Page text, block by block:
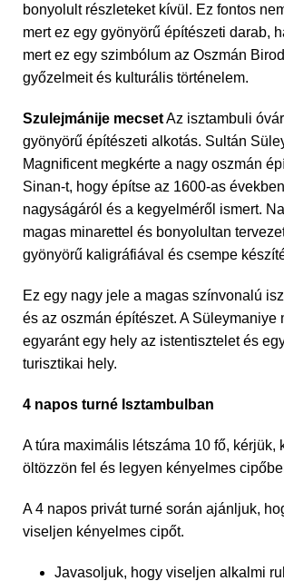
bonyolult részleteket kívül. Ez fontos
mert ez egy gyönyörű építészeti darab,
mert ez egy szimbólum az Oszmán
győzelmeit és kulturális történelem.
Szulejmánije mecsetAz isztambuli
gyönyörű építészeti alkotás. Sultán
Magnificent megkérte a nagy oszmán
Sinan-t, hogy építse az 1600-as
nagyságáról és a kegyelméről ismert.
magas minarettel és bonyolultan
gyönyörű kaligráfiával és csempe
Ez egy nagy jele a magas színvonalú
és az oszmán építészet. A Süleymaniye
egyaránt egy hely az istentisztelet és
turisztikai hely.
4 napos turné Isztambulban
A túra maximális létszáma 10 fő, kérjük,
öltözzön fel és legyen kényelmes
A 4 napos privát turné során ajánljuk,
viseljen kényelmes cipőt.
Javasoljuk, hogy viseljen alkalmi